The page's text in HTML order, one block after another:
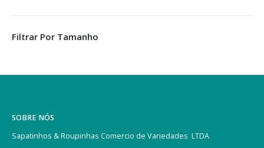
Filtrar Por Tamanho
SOBRE NÓS
Sapatinhos & Roupinhas Comercio de Variedades LTDA